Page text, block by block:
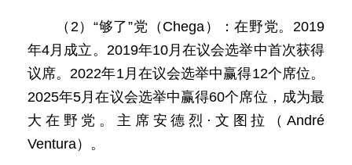
（2）“够了”党（Chega）：在野党。2019
年4月成立。2019年10月在议会选举中首次获得
议席。2022年1月在议会选举中赢得12个席位。
2025年5月在议会选举中赢得60个席位，成为最
大在野党。主席安德烈·文图拉（André
Ventura）。